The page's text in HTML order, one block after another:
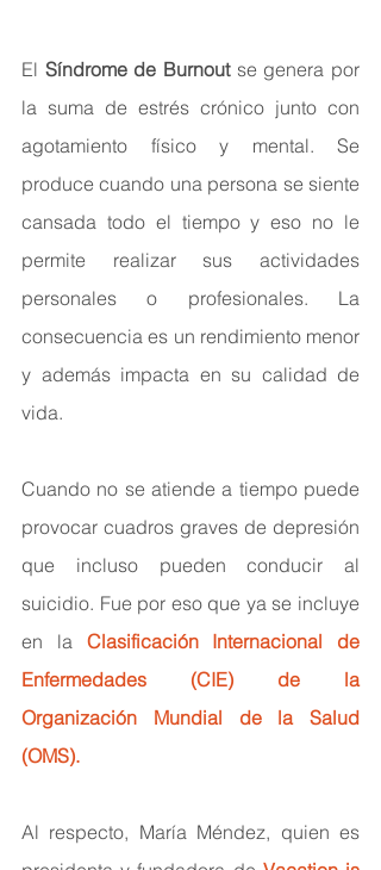
El Síndrome de Burnout se genera por
la suma de estrés crónico junto con
agotamiento físico y mental. Se
produce cuando una persona se siente
cansada todo el tiempo y eso no le
permite realizar sus actividades
personales o profesionales. La
consecuencia es un rendimiento menor
y además impacta en su calidad de
vida.
Cuando no se atiende a tiempo puede
provocar cuadros graves de depresión
que incluso pueden conducir al
suicidio. Fue por eso que ya se incluye
en la Clasificación Internacional de
Enfermedades (CIE) de la
Organización Mundial de la Salud
(OMS).
Al respecto, María Méndez, quien es